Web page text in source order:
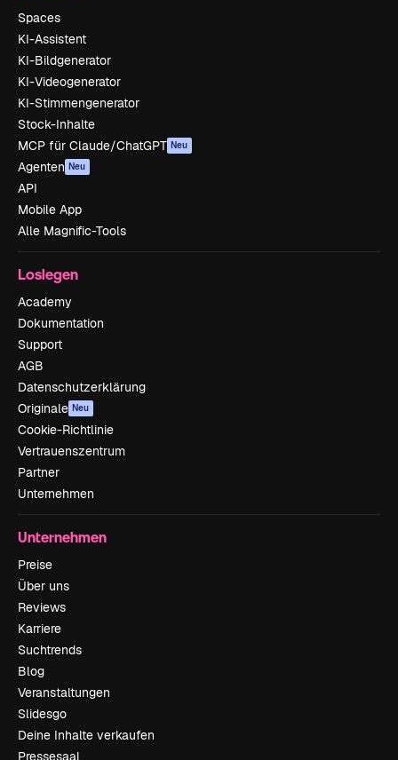
Spaces
KI-Assistent
KI-Bildgenerator
KI-Videogenerator
KI-Stimmengenerator
Stock-Inhalte
MCP für Claude/ChatGPT Neu
Agenten Neu
API
Mobile App
Alle Magnific-Tools
Loslegen
Academy
Dokumentation
Support
AGB
Datenschutzerklärung
Originale Neu
Cookie-Richtlinie
Vertrauenszentrum
Partner
Unternehmen
Unternehmen
Preise
Über uns
Reviews
Karriere
Suchtrends
Blog
Veranstaltungen
Slidesgo
Deine Inhalte verkaufen
Pressesaal